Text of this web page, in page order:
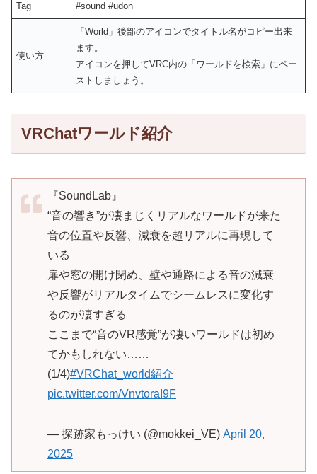
Tag #sound #udon
使い方
「World」後部のアイコンでタイトル名がコピー出来
ます。
アイコンを押してVRC内の「ワールドを検索」にペー
ストしましょう。
VRChatワールド紹介
『SoundLab』
“音の響き”が凄まじくリアルなワールドが来た
音の位置や反響、減衰を超リアルに再現して
いる
扉や窓の開け閉め、壁や通路による音の減衰
や反響がリアルタイムでシームレスに変化す
るのが凄すぎる
ここまで“音のVR感覚”が凄いワールドは初め
てかもしれない……
(1/4)#VRChat_world紹介
pic.twitter.com/VnvtoraI9F
— 探跡家もっけい (@mokkei_VE) April 20,
2025